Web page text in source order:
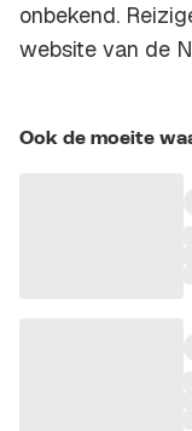
onbekend.
website van de
Ook de moeite